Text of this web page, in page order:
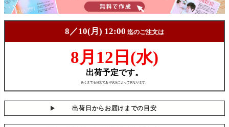
出荷日からお届けまでの目安